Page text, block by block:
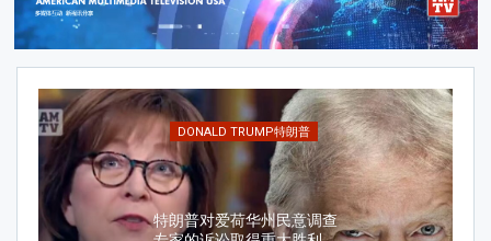
IRAN伊朗